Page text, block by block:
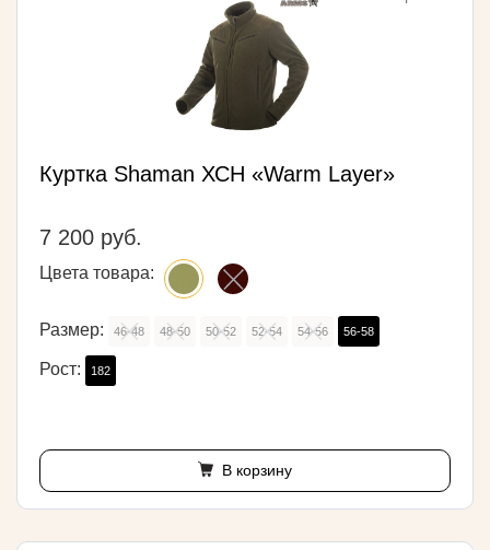
Куртка Shaman ХСН «Warm Layer»
7 200 руб.
Цвета товара:
Размер: 46-48 48-50 50-52 52-54 54-56 56-58
Рост: 182
В корзину